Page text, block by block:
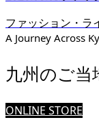
ファッション・ラ
A Journey Across
九州のご当
ONLINE STORE